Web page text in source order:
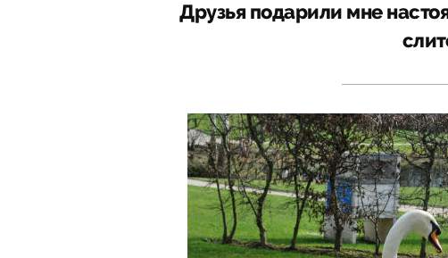
Друзья подарили мне